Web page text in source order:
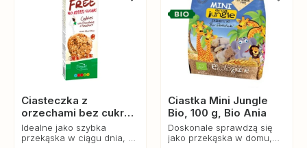
Ciasteczka z
orzechami bez cukru,
135 g, Bogutti
Idealne jako szybka
przekąska w ciągu dnia, do
Ciastka Mini Jungle
Bio, 100 g, Bio Ania
Doskonale sprawdzą się
jako przekąska w domu,